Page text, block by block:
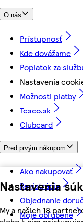
Nastavenia
My a našich 18
O nás
Prístupnosť
Kde dovážame
Poplatok za
Nastavenia
Možnosti platby
Tesco.sk
Clubcard
Pred prvým nákupom
Ako nakupovať
Registrácia
Objednanie
Moje obľúbené